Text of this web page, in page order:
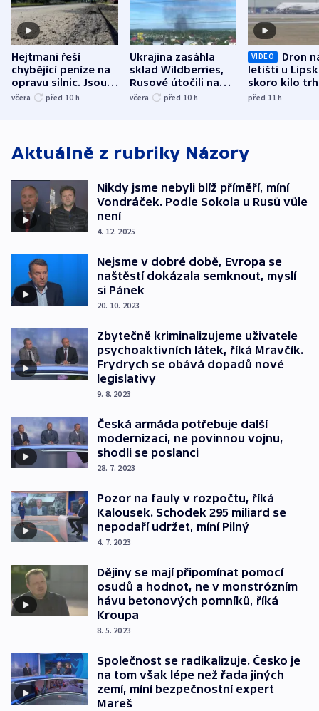
Hejtmani řeší
chybějící peníze na
opravu silnic. Jsou
nenárokové, namítá
včera před 10 h
Ukrajina zasáhla
sklad Wildberries,
Rusové útočili na
trh, hasiče či
včera před 10 h
VIDEO
Dron
letišti u
skoro kilo
indicie
před 11h
Aktuálně z rubriky Názory
Nikdy jsme nebyli blíž příměří, míní
Vondráček. Podle Sokola u Rusů vůle
není
4. 12. 2025
Nejsme v dobré době, Evropa se
naštěstí dokázala semknout, myslí
si Pánek
20. 10. 2023
Zbytečně kriminalizujeme uživatele
psychoaktivních látek, říká Mravčík.
Frydrych se obává dopadů nové
legislativy
9. 8. 2023
Česká armáda potřebuje další
modernizaci, ne povinnou vojnu,
shodli se poslanci
28. 7. 2023
Pozor na fauly v rozpočtu, říká
Kalousek. Schodek 295 miliard se
nepodaří udržet, míní Pilný
4. 7. 2023
Dějiny se mají připomínat pomocí
osudů a hodnot, ne v monstrózním
hávu betonových pomníků, říká
Kroupa
8. 5. 2023
Společnost se radikalizuje. Česko je
na tom však lépe než řada jiných
zemí, míní bezpečnostní expert
Mareš